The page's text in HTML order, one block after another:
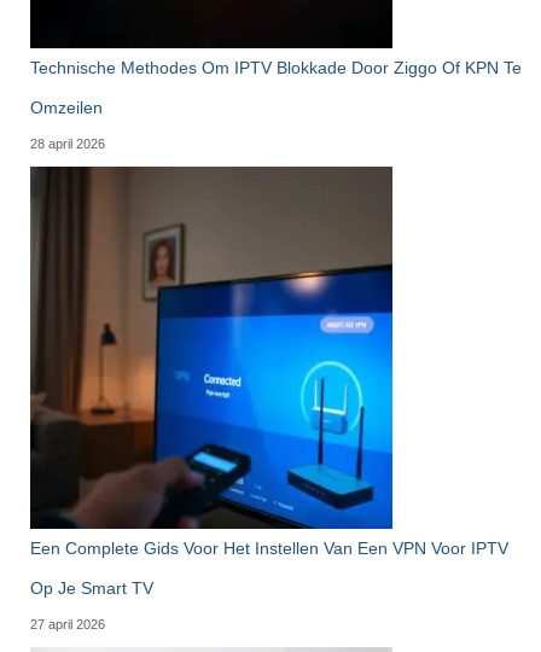
Technische Methodes Om IPTV Blokkade Door Ziggo Of KPN Te
Omzeilen
28 april 2026
Een Complete Gids Voor Het Instellen Van Een VPN Voor IPTV
Op Je Smart TV
27 april 2026